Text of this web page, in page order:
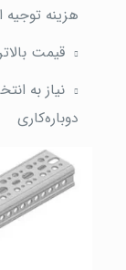
هزینه توجیه
قیمت
نیاز به
دوباره‌کاری